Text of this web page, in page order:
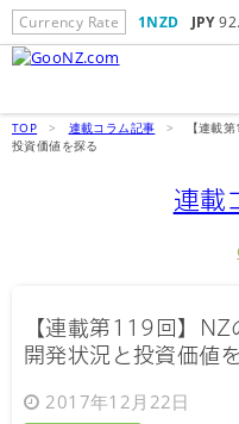
Currency Rate 1NZD JPY
TOP > 連載コラム記事 >
【連載
投資価値を探る
連載
【連載第119回】NZ
開発状況と投資価値
2017年12月22日